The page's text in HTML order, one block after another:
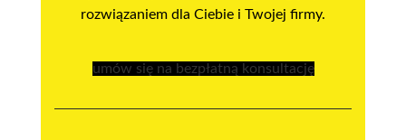
rozwiązaniem dla Ciebie i Twojej firmy.
umów się na bezpłatną konsultację